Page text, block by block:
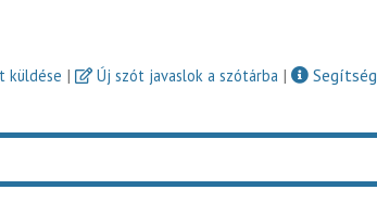
küldése | Új szót javaslok a szótárba |
Segítség